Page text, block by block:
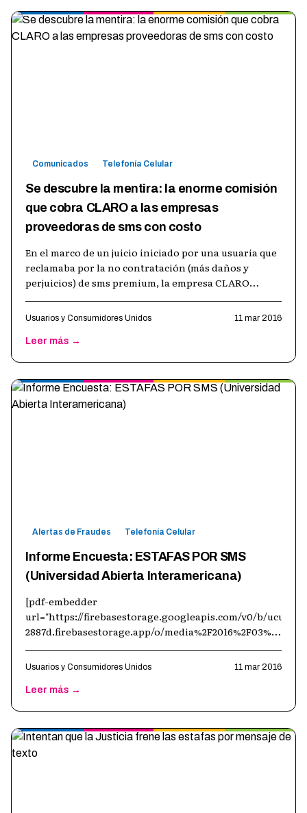
Comunicados Telefonía Celular
Se descubre la mentira: la enorme comisión
que cobra CLARO a las empresas
proveedoras de sms con costo
En el marco de un juicio iniciado por una usuaria que
reclamaba por la no contratación (más daños y
perjuicios) de sms premium, la empresa CLARO
Usuarios y Consumidores Unidos 11 mar 2016
Leer más →
Alertas de Fraudes Telefonía Celular
Informe Encuesta: ESTAFAS POR SMS
(Universidad Abierta Interamericana)
[pdf-embedder
url="https://firebasestorage.googleapis.com/v0/b/
2887d.firebasestorage.app/o/
Usuarios y Consumidores Unidos 11 mar 2016
Leer más →